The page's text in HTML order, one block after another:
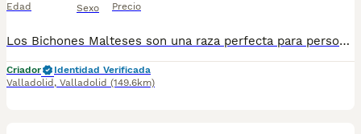
Edad Sexo Precio
Los Bichones Malteses son una raza perfecta para personas mayores, son muy tranquilos y cariñosos. No dejan pelos por lo que también son perfectos para personas con alergia a los perros y quiera un peludo. Se entregan a los 2️⃣ meses de edad con: 2️⃣ Vacunas 🪪 Microchip ✈️ Pasaporte Veterinario Oficial 2️⃣ Desparasitaciones En el contrato de compraventa se especifican las garantías sanitarias 📑🏥. En Centro Canino Cauca nuestra prioridad es la cría responsable para una salud excelente tanto para las madres como para los cachorros, más de 20 años de experiencia nos avalan con clientes satisfechos por toda España 🇪🇸. Nuestra página web: https://centrocauca.es/ ¡CONTÁCTANOS! 🫵🐶. 638009917 📞.
Criador
Identidad Verificada
Valladolid , Valladolid (149.6km)